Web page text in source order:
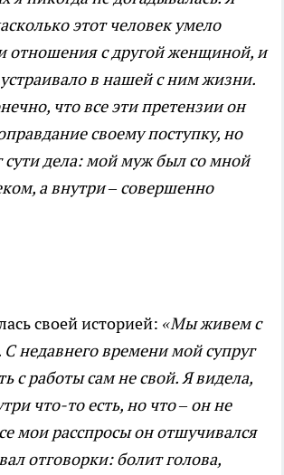
этот человек умело
отношения с другой женщиной, и
устраивало в нашей с ним жизни.
что все эти претензии он
своему поступку, но
сути дела: мой муж был со мной
а внутри – совершенно
своей историей: «Мы живем с
недавнего времени мой супруг
с работы сам не свой. Я видела,
что-то есть, но что – он не
мои расспросы он отшучивался
отговорки: болит голова,